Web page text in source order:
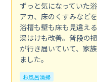
ずっと気になっていた
アカ、床のくすみなど
浴槽も壁も床も見違え
湯はけも改善。普段の
が行き届いていて、家
ました。
お風呂清掃